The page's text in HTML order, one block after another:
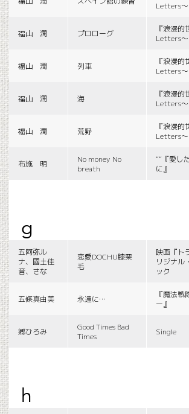
Letters〜
福山 潤 プロローグ
『浪漫
Letters〜
福山 潤 列車
『浪漫
Letters〜
福山 潤 海
『浪漫
Letters〜
福山 潤 荒野
『浪漫
Letters〜
布施 明
No money No
breath
““『愛し
に』
g
五阿弥ル
ナ、國土佳
音、さな
恋愛DOCHU膝栗
毛
映画『ト
リジナル
ック
五條真由美 永遠に…
『魔法戦
ー』
郷ひろみ
Good Times Bad
Times
Single
h